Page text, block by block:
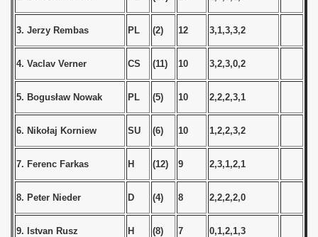
3. Jerzy Rembas PL (2) 12 3,1,3,3,2
4. Vaclav Verner CS (11) 10 3,2,3,0,2
5. Bogusław Nowak PL (5) 10 2,2,2,3,1
6. Nikołaj Korniew SU (6) 10 1,2,2,3,2
7. Ferenc Farkas H (12) 9 2,3,1,2,1
8. Peter Nieder D (4) 8 2,2,2,2,0
9. Istvan Rusz H (8) 7 0,1,2,1,3